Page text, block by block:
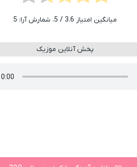
میانگین امتیاز 3.6/ 5. شمارش آرا: 5
پخش آنلاین موزیک